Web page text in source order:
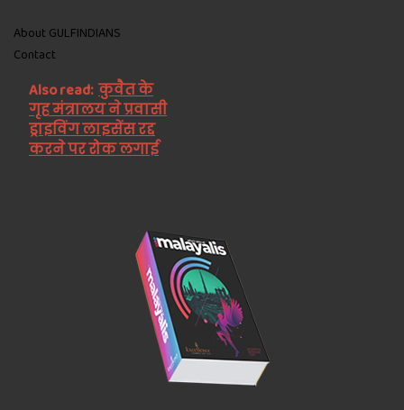
About GULFINDIANS
Contact
Also read: कुवैत के
गृह मंत्रालय ने प्रवासी
ड्राइविंग लाइसेंस रद्द
करने पर रोक लगाई